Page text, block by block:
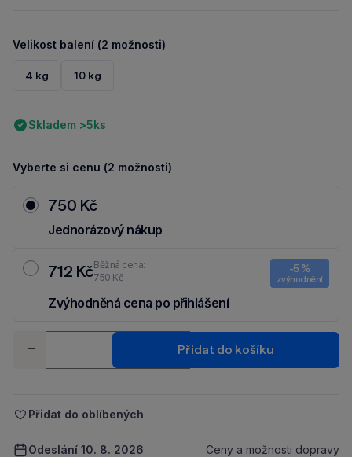
Velikost balení (2 možnosti)
4 kg 10 kg
Skladem >5ks
Vyberte si cenu (2 možnosti)
750 Kč
Jednorázový nákup
712 KčBěžná cena:
750 Kč
-5 %
zvýhodnění
Zvýhodněná cena po přihlášení
-
+
Přidat do košíku
Přidat do oblíbených
Odeslání 10. 8. 2026 Ceny a možnosti dopravy